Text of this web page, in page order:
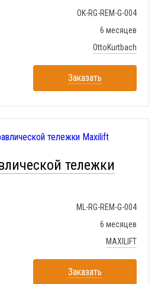
OK-RG-REM-G-004
6 месяцев
OttoKurtbach
Заказать
тележки
ML-RG-REM-G-004
6 месяцев
MAXILIFT
Заказать